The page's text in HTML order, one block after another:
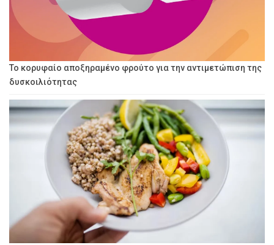
Το κορυφαίο αποξηραμένο φρούτο για την αντιμετώπιση της
δυσκοιλιότητας